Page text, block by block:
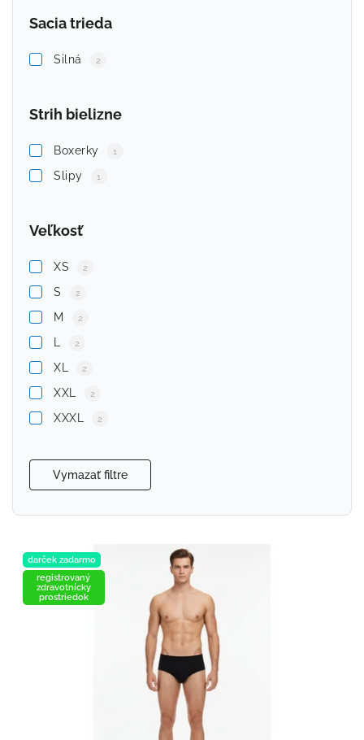
Sacia trieda
Silná 2
Strih bielizne
Boxerky 1
Slipy 1
Veľkosť
XS 2
S 2
M 2
2
XL 2
XXL 2
XXXL 2
Vymazať filtre
darček zadarmo
registrovaný
zdravotnícky
prostriedok